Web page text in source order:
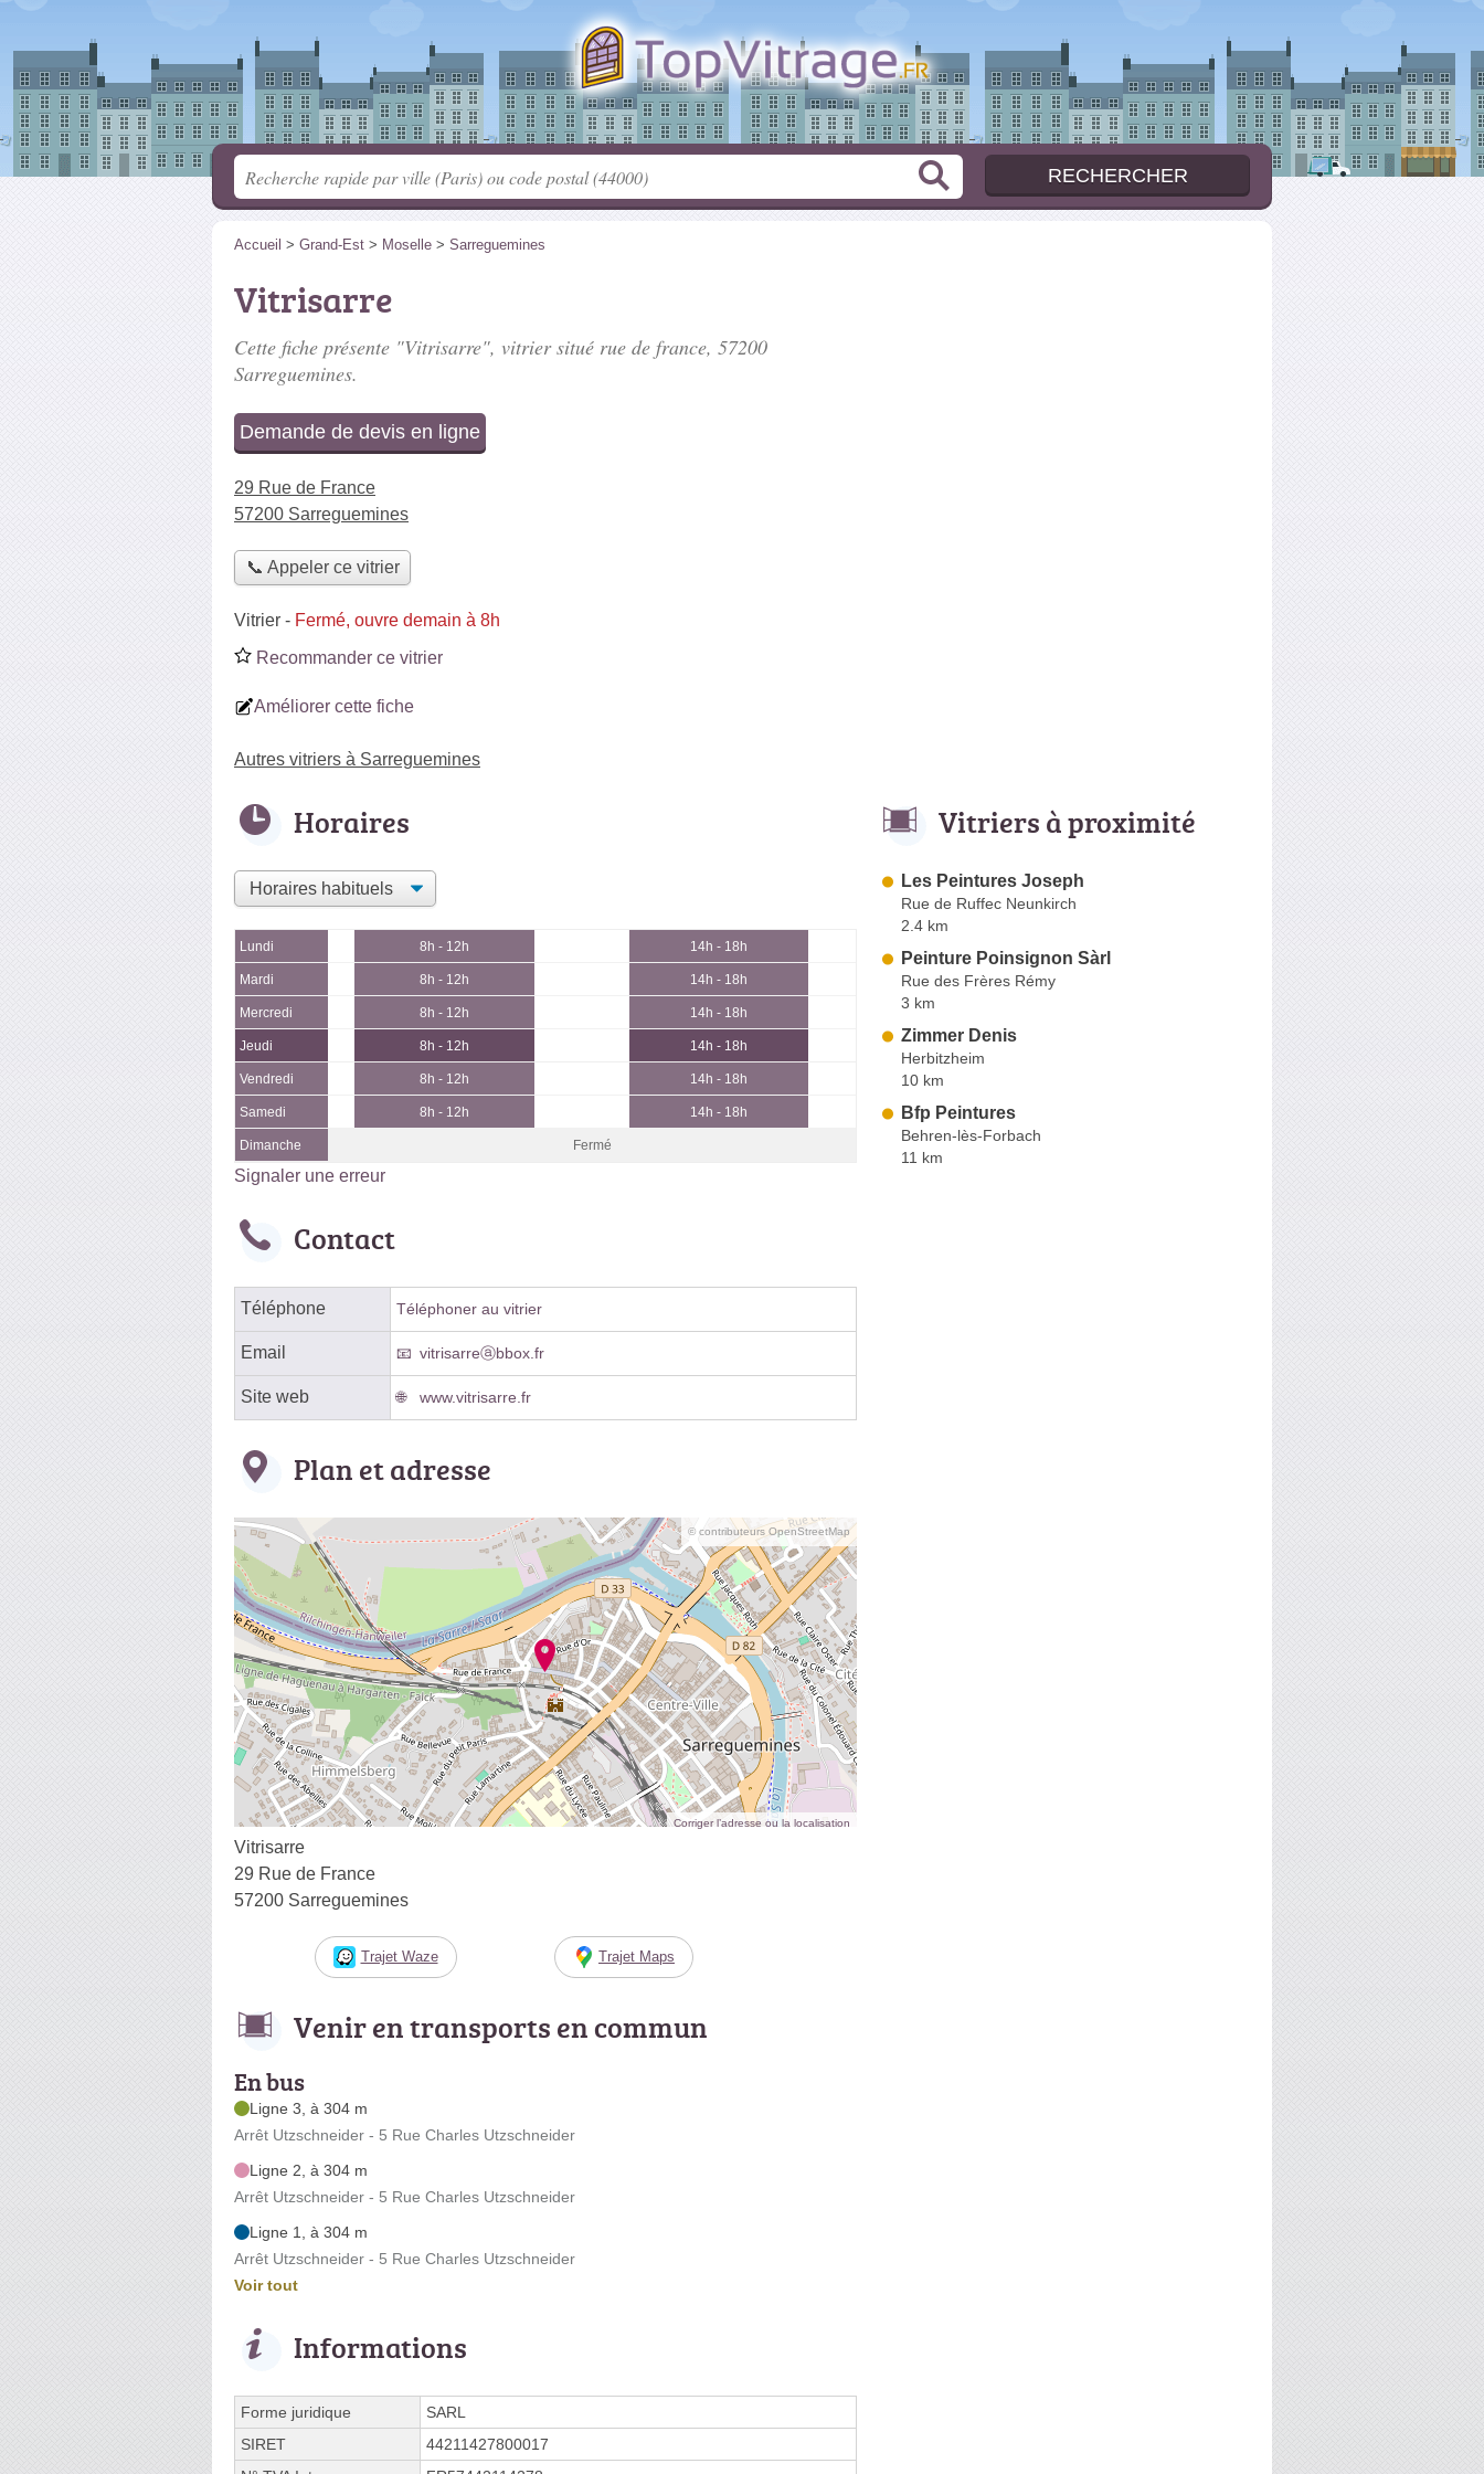
Accueil > Grand-Est > Moselle > Sarreguemines
Vitrisarre
Cette fiche présente "Vitrisarre", vitrier situé rue de france, 57200
Sarreguemines.
Demande de devis en ligne
29 Rue de France
57200 Sarreguemines
📞 Appeler ce vitrier
Vitrier - Fermé, ouvre demain à 8h
Recommander ce vitrier
Améliorer cette fiche
Autres vitriers à Sarreguemines
Horaires
Lundi 8h - 12h 14h - 18h
Mardi 8h - 12h 14h - 18h
Mercredi 8h - 12h 14h - 18h
Jeudi 8h - 12h 14h - 18h
Vendredi 8h - 12h 14h - 18h
Samedi 8h - 12h 14h - 18h
Dimanche Fermé
Signaler une erreur
Contact
Téléphone Téléphoner au vitrier
Email vitrisarreⓐbbox.fr
Site web www.vitrisarre.fr
Plan et adresse
© contributeurs OpenStreetMap
Corriger l’adresse ou la localisation
Vitrisarre
29 Rue de France
57200 Sarreguemines
Trajet Waze Trajet Maps
Venir en transports en commun
En bus
Ligne 3, à 304 m
Arrêt Utzschneider - 5 Rue Charles Utzschneider
Ligne 2, à 304 m
Arrêt Utzschneider - 5 Rue Charles Utzschneider
Ligne 1, à 304 m
Arrêt Utzschneider - 5 Rue Charles Utzschneider
Voir tout
Informations
Forme juridique
SARL
SIRET
44211427800017
Vitriers à proximité
Les Peintures Joseph
Rue de Ruffec Neunkirch
2.4 km
Peinture Poinsignon Sàrl
Rue des Frères Rémy
3 km
Zimmer Denis
Herbitzheim
10 km
Bfp Peintures
Behren-lès-Forbach
11 km